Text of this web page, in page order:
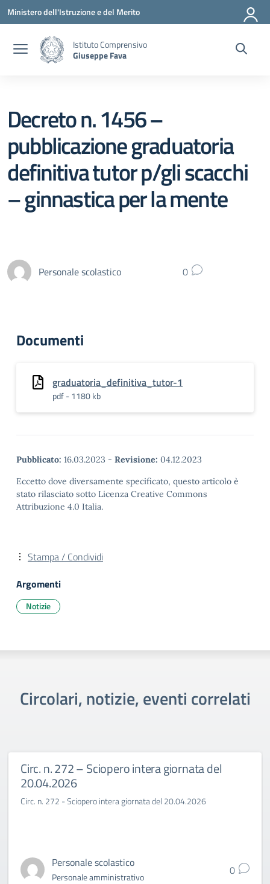
Vai ai contenuti
Vai al menu di navigazione
Vai al footer
Ministero dell'Istruzione e del Merito
Istituto Comprensivo
Giuseppe Fava
Decreto n. 1456 –
pubblicazione graduatoria
definitiva tutor p/gli scacchi
– ginnastica per la mente
Personale scolastico 0
Documenti
graduatoria_definitiva_tutor-1
pdf - 1180 kb
Pubblicato: 16.03.2023 - Revisione: 04.12.2023
Eccetto dove diversamente specificato, questo articolo è
stato rilasciato sotto Licenza Creative Commons
Attribuzione 4.0 Italia.
Stampa / Condividi
Argomenti
Notizie
Circolari, notizie, eventi correlati
Circ. n. 272 – Sciopero intera giornata del
20.04.2026
Circ. n. 272 - Sciopero intera giornata del 20.04.2026
Personale scolastico
Personale amministrativo 0